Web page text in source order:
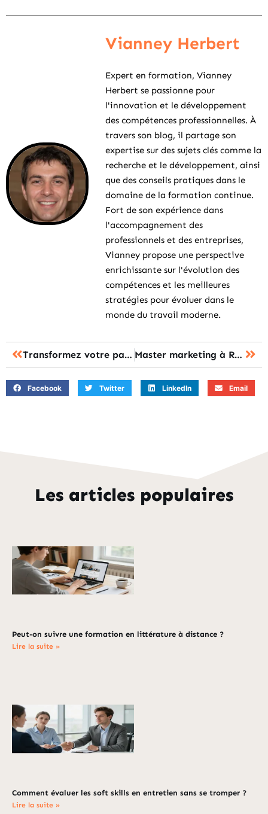
Vianney Herbert
Expert en formation, Vianney
Herbert se passionne pour
l'innovation et le développement
des compétences professionnelles. À
travers son blog, il partage son
expertise sur des sujets clés comme la
recherche et le développement, ainsi
que des conseils pratiques dans le
domaine de la formation continue.
Fort de son expérience dans
l'accompagnement des
professionnels et des entreprises,
Vianney propose une perspective
enrichissante sur l'évolution des
compétences et les meilleures
stratégies pour évoluer dans le
monde du travail moderne.
Transformez votre parcours scolaire avec Monlycée.net : le soutien numérique idéal Master marketing à Rennes : les critères pour bien choisir son programme
Facebook Twitter LinkedIn Email
Les articles populaires
Peut-on suivre une formation en littérature à distance ?
Lire la suite »
Comment évaluer les soft skills en entretien sans se tromper ?
Lire la suite »